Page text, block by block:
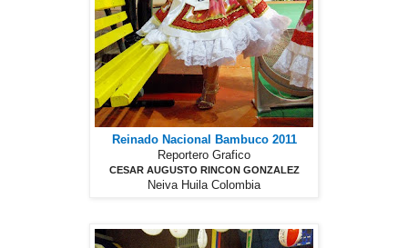
Reinado Nacional Bambuco 2011
Reportero Grafico
CESAR AUGUSTO RINCON GONZALEZ
Neiva Huila Colombia